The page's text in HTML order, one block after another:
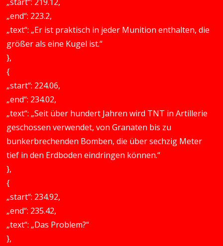
„start“: 219.12,
„end“: 223.2,
„text“: „Er ist praktisch in jeder Munition enthalten, die
größer als eine Kugel ist.“
},
{
„start“: 224.06,
„end“: 234.02,
„text“: „Seit über hundert Jahren wird TNT in Artillerie
geschossen verwendet, von Granaten bis zu
bunkerbrechenden Bomben, die über sechzig Meter
tief in den Erdboden eindringen können.“
},
{
„start“: 234.92,
„end“: 235.42,
„text“: „Das Problem?“
},